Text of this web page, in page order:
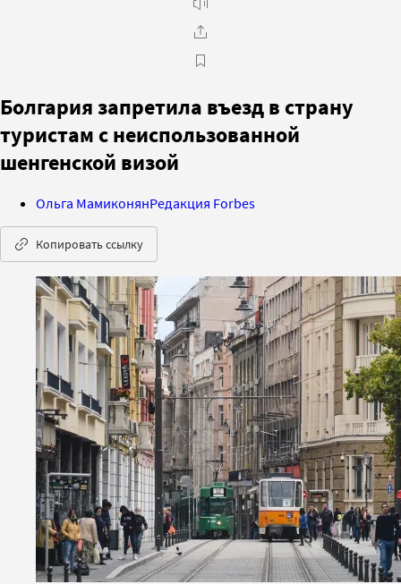
Болгария запретила въезд в страну
туристам с неиспользованной
шенгенской визой
Ольга МамиконянРедакция Forbes
Копировать ссылку